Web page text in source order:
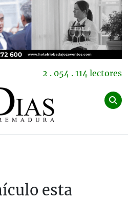
2 . 054 . 114 lectores
esta